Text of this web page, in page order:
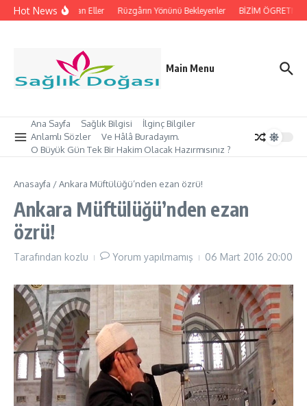
İçeriğe atla
Hot Newsİpleri Tutan Eller Rüzgârın Yönünü Bekleyenler BİZİM
Main Menu
Ana Sayfa Sağlık Bilgisi
İlginç Bilgiler
Anlamlı Sözler
Ve Hâlâ Buradayım.
O Büyük Gün Tek Bir Hakim Olacak Hazırmısınız ?
Anasayfa /Ankara Müftülüğü’nden ezan özrü!
Ankara Müftülüğü’nden ezan
özrü!
Tarafından kozlu Yorum yapılmamış 06 Mart 2016 20:00